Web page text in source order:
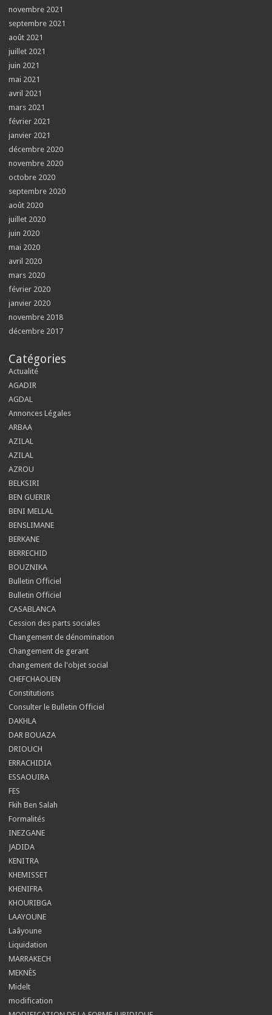
novembre 2021
septembre 2021
août 2021
juillet 2021
juin 2021
mai 2021
avril 2021
mars 2021
février 2021
janvier 2021
décembre 2020
novembre 2020
octobre 2020
septembre 2020
août 2020
juillet 2020
juin 2020
mai 2020
avril 2020
mars 2020
février 2020
janvier 2020
novembre 2018
décembre 2017
Catégories
Actualité
AGADIR
AGDAL
Annonces Légales
ARBAA
AZILAL
AZILAL
AZROU
BELKSIRI
BEN GUERIR
BENI MELLAL
BENSLIMANE
BERKANE
BERRECHID
BOUZNIKA
Bulletin Officiel
Bulletin Officiel
CASABLANCA
Cession des parts sociales
Changement de dénomination
Changement de gerant
changement de l'objet social
CHEFCHAOUEN
Constitutions
Consulter le Bulletin Officiel
DAKHLA
DAR BOUAZA
DRIOUCH
ERRACHIDIA
ESSAOUIRA
FES
Fkih Ben Salah
Formalités
INEZGANE
JADIDA
KENITRA
KHEMISSET
KHENIFRA
KHOURIBGA
LAAYOUNE
Laâyoune
Liquidation
MARRAKECH
MEKNÈS
Midelt
modification